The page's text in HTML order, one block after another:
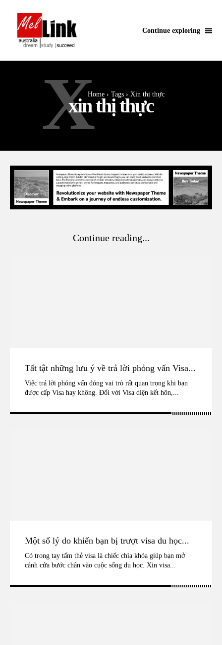
Continue exploring
Home Tags Xin thị thực
xin thị thực
X
Continue reading...
Tất tật những lưu ý về trả lời phỏng vấn Visa...
Việc trả lời phỏng vấn đóng vai trò rất quan trọng khi bạn
được cấp Visa hay không. Đối với Visa diện kết hôn,...
Một số lý do khiến bạn bị trượt visa du học...
Có trong tay tấm thẻ visa là chiếc chìa khóa giúp bạn mở
cánh cửa bước chân vào cuộc sống du học. Xin visa...